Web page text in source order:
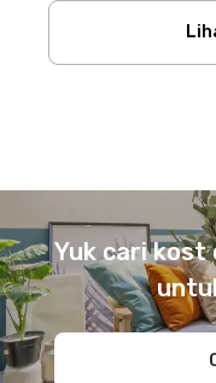
Yuk cari kost